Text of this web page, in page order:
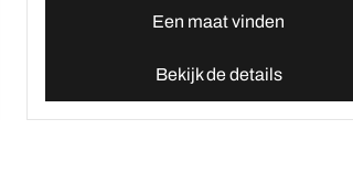
Een maat vinden
Bekijk de details